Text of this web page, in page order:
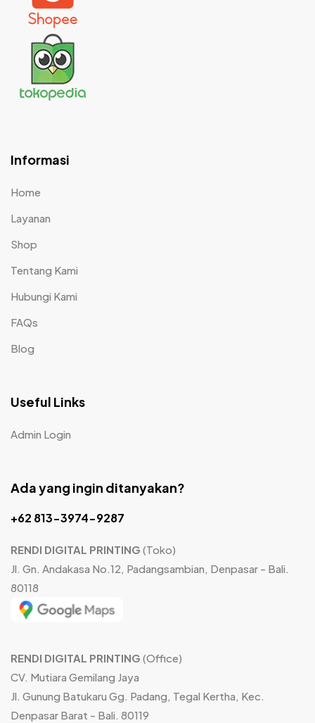
Informasi
Home
Layanan
Shop
Tentang Kami
Hubungi Kami
FAQs
Blog
Useful Links
Admin Login
Ada yang ingin ditanyakan?
+62 813-3974-9287
RENDI DIGITAL PRINTING (Toko)
Jl. Gn. Andakasa No.12, Padangsambian, Denpasar - Bali.
80118
RENDI DIGITAL PRINTING (Office)
CV. Mutiara Gemilang Jaya
Jl. Gunung Batukaru Gg. Padang, Tegal Kertha, Kec.
Denpasar Barat - Bali. 80119